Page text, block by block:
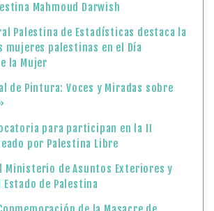
Mahmoud Darwish
Palestina de Estadísticas destaca la
mujeres palestinas en el Día
la Mujer
de Pintura: Voces y Miradas sobre
para participan en la II
por Palestina Libre
Ministerio de Asuntos Exteriores y
de Palestina